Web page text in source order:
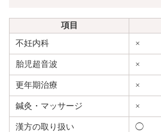
項目
不妊内科
×
胎児超音波 ×
更年期治療 ×
鍼灸・マッサージ ×
漢方の取り扱い ◯